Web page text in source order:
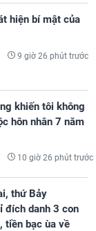
hiện bí mật của
9 giờ 26 phút trước
khiến tôi không
hôn nhân 7 năm
10 giờ 26 phút trước
thứ Bảy
đích danh 3 con
tiền bạc ùa về